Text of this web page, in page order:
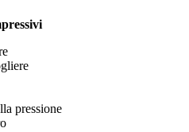
pressione